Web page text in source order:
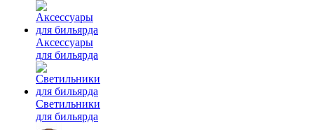
Аксессуары
для бильярда
Светильники
для бильярда